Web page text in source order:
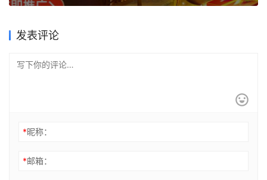
发表评论
*昵称：
*邮箱：